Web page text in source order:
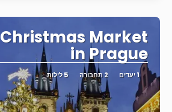
Christmas Market
in Prague
1 יעדים 2 תחבורה 5 לילות